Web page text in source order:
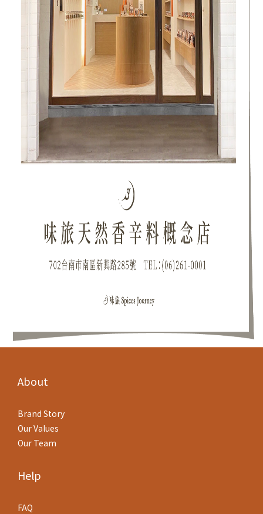
About
Brand Story
Our Values
Our Team
Help
FAQ